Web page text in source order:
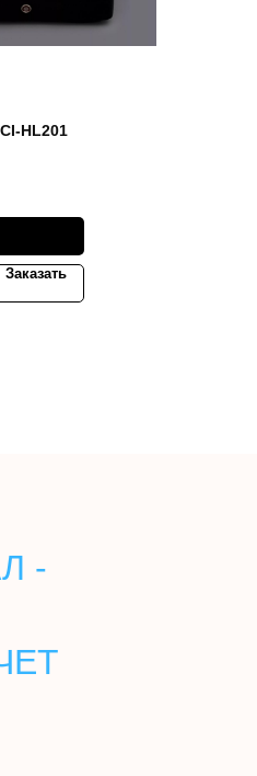
HL201
Заказать
-